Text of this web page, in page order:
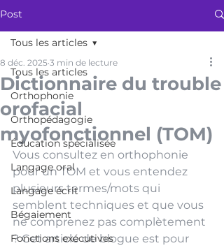
Post
Tous les articles
Orthophonie
Orthopédagogie
Éducation spécialisée
Langage oral
Langage écrit
Bégaiement
Fonctions exécutives
Tous les articles
Dictionnaire du trouble
orofacial
myofonctionnel (TOM)
8 déc. 2025 3 min de lecture
Vous consultez en orthophonie
pour un TOM et vous entendez
plusieurs termes/mots qui
semblent techniques et que vous
ne comprenez pas complètement
? Cet article de blogue est pour